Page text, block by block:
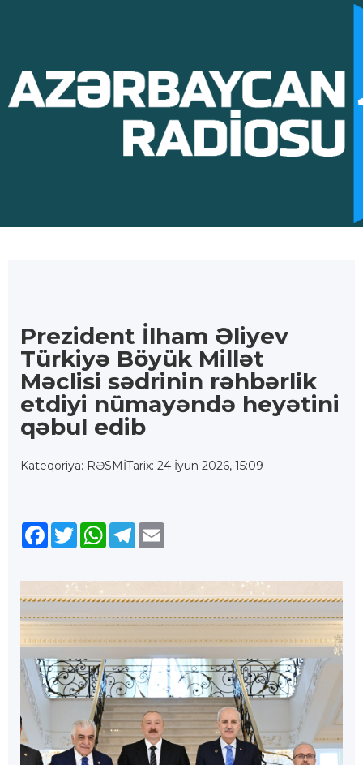
Prezident İlham Əliyev
Türkiyə Böyük Millət
Məclisi sədrinin rəhbərlik
etdiyi nümayəndə heyətini
qəbul edib
Kateqoriya: RƏSMİTarix: 24 İyun 2026, 15:09
Facebook
TwitterWhatsApp
Telegram